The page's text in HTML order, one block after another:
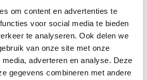
om content en advertenties te
voor social media te bieden
te analyseren. Ook delen we
van onze site met onze
adverteren en analyse. Deze
gegevens combineren met andere
op basis van 0 beoordelingen